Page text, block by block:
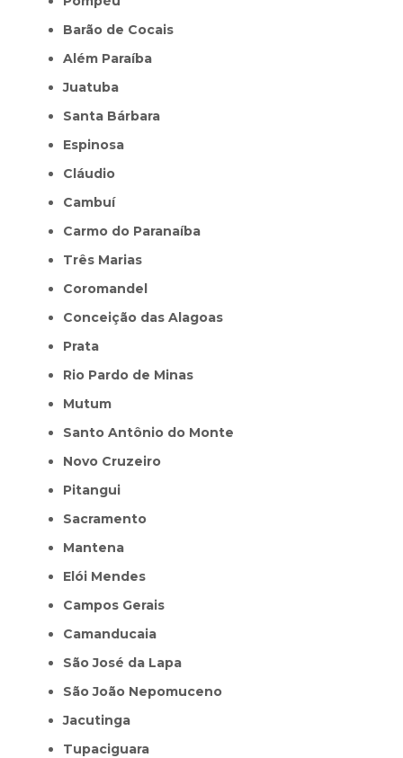
Barão de Cocais
Além Paraíba
Juatuba
Santa Bárbara
Espinosa
Cláudio
Cambuí
Carmo do Paranaíba
Três Marias
Coromandel
Conceição das Alagoas
Prata
Rio Pardo de Minas
Mutum
Santo Antônio do Monte
Novo Cruzeiro
Pitangui
Sacramento
Mantena
Elói Mendes
Campos Gerais
Camanducaia
São José da Lapa
São João Nepomuceno
Jacutinga
Tupaciguara